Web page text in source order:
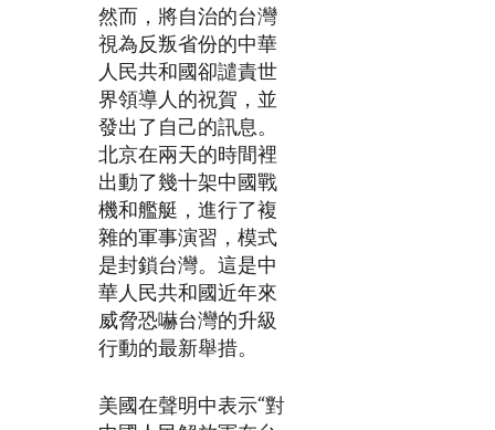
然而，將自治的台灣
視為反叛省份的中華
人民共和國卻譴責世
界領導人的祝賀，並
發出了自己的訊息。
北京在兩天的時間裡
出動了幾十架中國戰
機和艦艇，進行了複
雜的軍事演習，模式
是封鎖台灣。這是中
華人民共和國近年來
威脅恐嚇台灣的升級
行動的最新舉措。
美國在聲明中表示“對